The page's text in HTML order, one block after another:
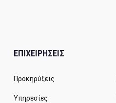
ΕΠΙΧΕΙΡΗΣΕΙΣ
Προκηρύξεις
Υπηρεσίες